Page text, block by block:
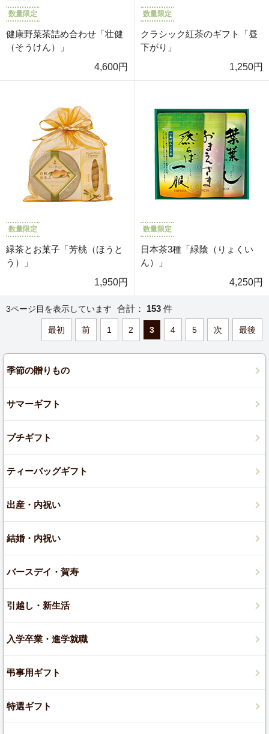
数量限定
健康野菜茶詰め合わせ「壮健
（そうけん）」
4,600円
数量限定
クラシック紅茶のギフト「昼
下がり」
1,250円
数量限定
緑茶とお菓子「芳桃（ほうと
う）」
1,950円
数量限定
日本茶3種「緑陰（りょくい
ん）」
4,250円
3ページ目を表示しています 合計： 153 件
最初 前 1 2 3 4 5 次 最後
季節の贈りもの
サマーギフト
プチギフト
ティーバッグギフト
出産・内祝い
結婚・内祝い
バースデイ・賀寿
引越し・新生活
入学卒業・進学就職
弔事用ギフト
特選ギフト